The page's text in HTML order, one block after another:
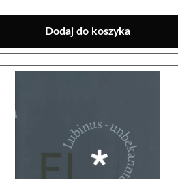
Dodaj do koszyka